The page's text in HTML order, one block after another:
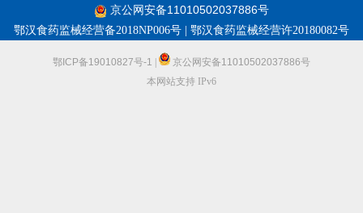
京公网安备11010502037886号
鄂汉食药监械经营备2018NP006号 | 鄂汉食药监械经营许20180082号
鄂ICP备19010827号-1
京公网安备11010502037886号
本网站支持 IPv6